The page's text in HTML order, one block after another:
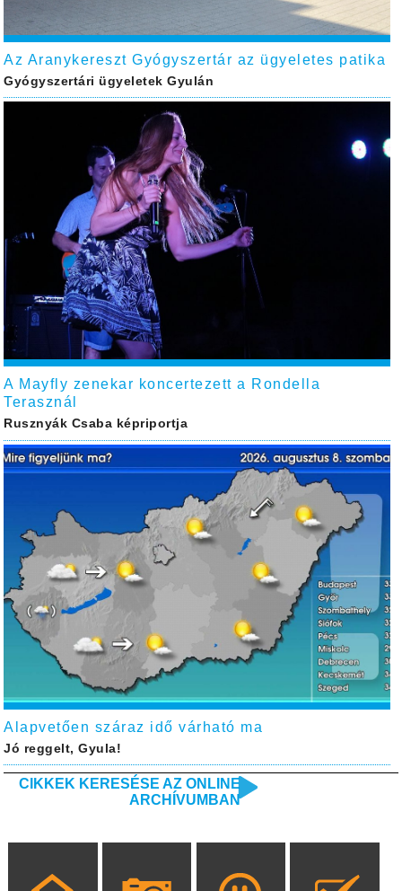
Az Aranykereszt Gyógyszertár az ügyeletes patika
Gyógyszertári ügyeletek Gyulán
A Mayfly zenekar koncertezett a Rondella
Terasznál
Rusznyák Csaba képriportja
Alapvetően száraz idő várható ma
Jó reggelt, Gyula!
CIKKEK KERESÉSE AZ ONLINE
ARCHÍVUMBAN